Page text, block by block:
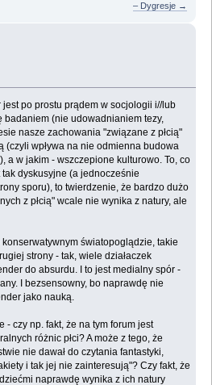
– Dygresje →
jest po prostu prądem w socjologii i//lub
(nie udowadnianiem tezy,
nasze zachowania "związane z płcią"
(czyli wpływa na nie odmienna budowa
a w jakim - wszczepione kulturowo. To, co
dyskusyjne (a jednocześnie
sporu), to twierdzenie, że bardzo dużo
z płcią" wcale nie wynika z natury, ale
światopoglądzie, takie
strony - tak, wiele działaczek
do absurdu. I to jest medialny spór -
I bezsensowny, bo naprawdę nie
jako nauką.
- czy np. fakt, że na tym forum jest
różnic płci? A może z tego, że
nie dawał do czytania fantastyki,
i tak jej nie zainteresują"? Czy fakt, że
naprawdę wynika z ich natury